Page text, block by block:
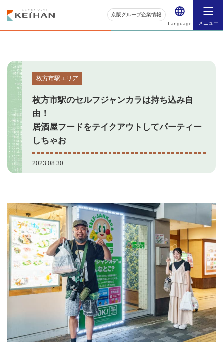
Language メニュー
京阪グループ企業情報
枚方市駅エリア
枚方市駅のセルフジャンカラは持ち込み自
由！
居酒屋フードをテイクアウトしてパーティー
しちゃお
2023.08.30